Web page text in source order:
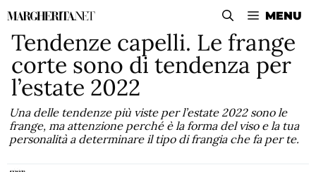
Vai
contenuto
MENU
Tendenze capelli. Le frange
corte sono di tendenza per
l’estate 2022
Una delle tendenze più viste per l’estate 2022 sono le
frange, ma attenzione perché è la forma del viso e la tua
personalità a determinare il tipo di frangia che fa per te.